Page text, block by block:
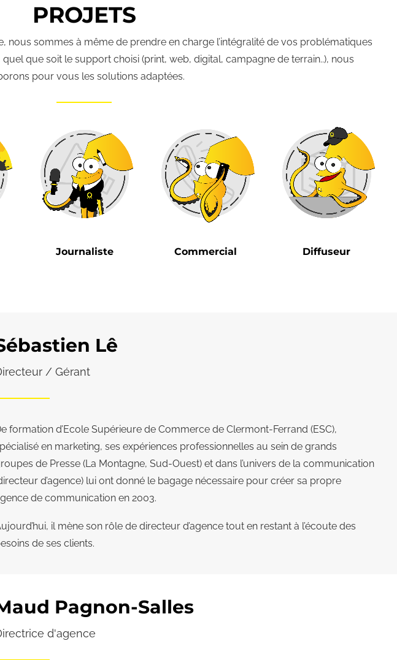
PROJETS
nous sommes à même de prendre en charge l’intégralité de vos problématiques
que soit le support choisi (print, web, digital, campagne de terrain..), nous
pour vous les solutions adaptées.
Journaliste Commercial Diffuseur
Lê
/ Gérant
formation d’Ecole Supérieure de Commerce de Clermont-Ferrand (ESC),
en marketing, ses expériences professionnelles au sein de grands
de Presse (La Montagne, Sud-Ouest) et dans l’univers de la communication
d’agence) lui ont donné le bagage nécessaire pour créer sa propre
de communication en 2003.
il mène son rôle de directeur d’agence tout en restant à l’écoute des
de ses clients.
Pagnon-Salles
d'agence